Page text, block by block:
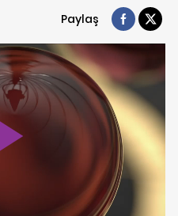
Paylaş
Play